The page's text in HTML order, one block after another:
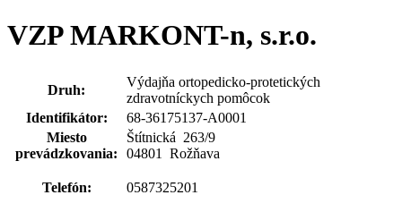
VZP MARKONT-n, s.r.o.
Druh:
Výdajňa ortopedicko-protetických
zdravotníckych pomôcok
Identifikátor:
68-36175137-A0001
Miesto
prevádzkovania:
Štítnická 263/9
04801 Rožňava
Telefón: 0587325201